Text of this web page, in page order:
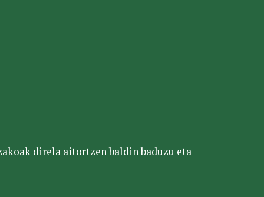
direla aitortzen baldin baduzu eta